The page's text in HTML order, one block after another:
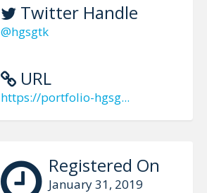
Twitter Handle
@hgsgtk
URL
https://portfolio-hgsg...
Registered On
January 31, 2019